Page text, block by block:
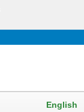
English